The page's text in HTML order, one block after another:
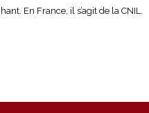
En France, il s’agit de la CNIL.